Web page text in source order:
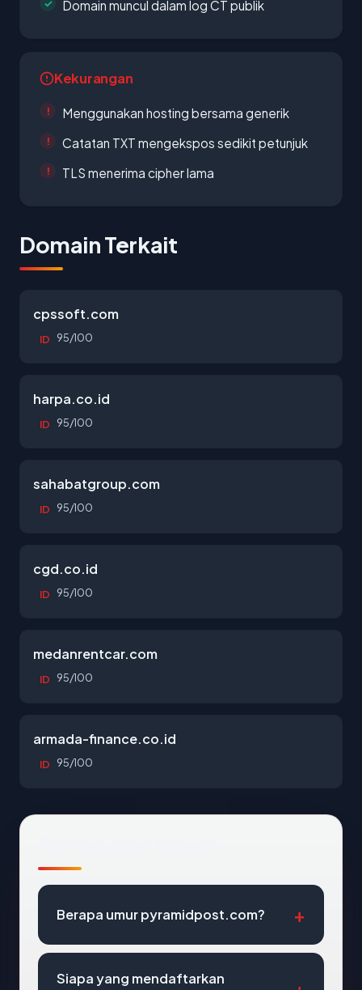
Domain muncul dalam log CT publik
Kekurangan
Menggunakan hosting bersama generik
Catatan TXT mengekspos sedikit petunjuk
TLS menerima cipher lama
Domain Terkait
cpssoft.com
ID 95/100
harpa.co.id
ID 95/100
sahabatgroup.com
ID 95/100
cgd.co.id
ID 95/100
medanrentcar.com
ID 95/100
armada-finance.co.id
ID 95/100
Berapa umur pyramidpost.com?
Siapa yang mendaftarkan